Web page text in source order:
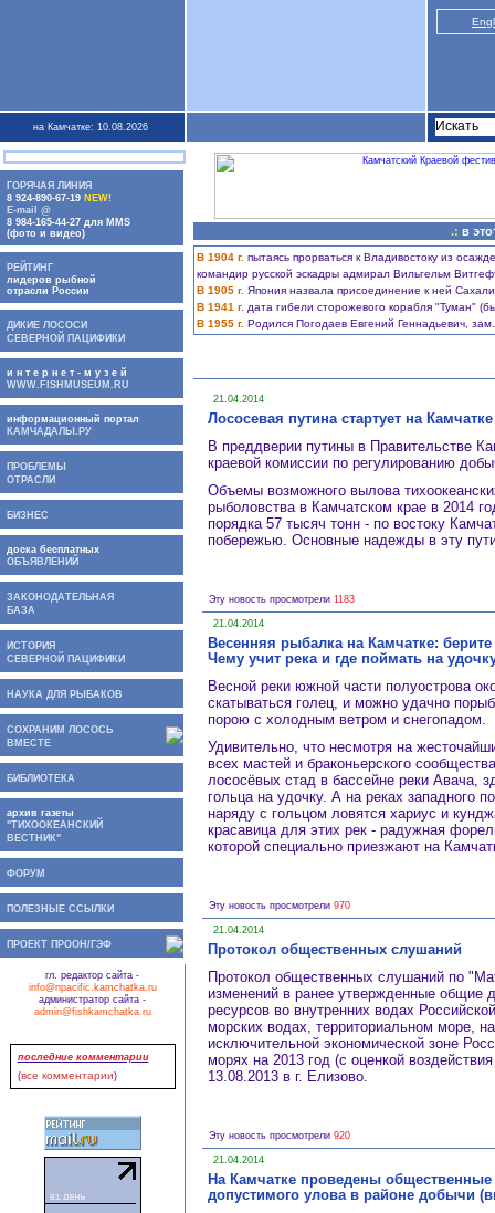
на Камчатке: 10.08.2026
ГОРЯЧАЯ ЛИНИЯ
8 924-890-67-19 NEW!
E-mail @
8 984-165-44-27 для MMS
(фото и видео)
РЕЙТИНГ
лидеров рыбной
отрасли России
ДИКИЕ ЛОСОСИ
СЕВЕРНОЙ ПАЦИФИКИ
и н т е р н е т - м у з е й
WWW.FISHMUSEUM.RU
информационный портал
КАМЧАДАЛЫ.РУ
ПРОБЛЕМЫ
ОТРАСЛИ
БИЗНЕС
доска бесплатных
ОБЪЯВЛЕНИЙ
ЗАКОНОДАТЕЛЬНАЯ
БАЗА
ИСТОРИЯ
СЕВЕРНОЙ ПАЦИФИКИ
НАУКА ДЛЯ РЫБАКОВ
СОХРАНИМ ЛОСОСЬ
ВМЕСТЕ
БИБЛИОТЕКА
архив газеты
"ТИХООКЕАНСКИЙ
ВЕСТНИК"
ФОРУМ
ПОЛЕЗНЫЕ ССЫЛКИ
ПРОЕКТ ПРООН/ГЭФ
гл. редактор сайта -
info@npacific.kamchatka.ru
администратор сайта -
admin@fishkamchatka.ru
последние комментарии
(все комментарии)
.: в
В 1904 г. пытаясь прорваться к Владивостоку из
командир русской эскадры адмирал Вильгельм
В 1905 г. Япония назвала присоединение к ней
В 1941 г. дата гибели сторожевого корабля "Туман"
В 1955 г. Родился Погодаев Евгений Геннадьевич,
21.04.2014
Лососевая путина стартует на
В преддверии путины в Правительстве
краевой комиссии по регулированию
Объемы возможного вылова
рыболовства в Камчатском крае в 2014
порядка 57 тысяч тонн - по востоку
побережью. Основные надежды в эту
Эту новость просмотрели 1183
21.04.2014
Весенняя рыбалка на Камчатке:
Чему учит река и где поймать на
Весной реки южной части полуострова
скатываться голец, и можно удачно
порою с холодным ветром и снегопадом.
Удивительно, что несмотря на
всех мастей и браконьерского
лососёвых стад в бассейне реки Авача,
гольца на удочку. А на реках западного
наряду с гольцом ловятся хариус и
красавица для этих рек - радужная
которой специально приезжают на
Эту новость просмотрели 970
21.04.2014
Протокол общественных слушаний
Протокол общественных слушаний по
изменений в ранее утвержденные общие
ресурсов во внутренних водах
морских водах, территориальном море,
исключительной экономической зоне
морях на 2013 год (с оценкой
13.08.2013 в г. Елизово.
Эту новость просмотрели 920
21.04.2014
На Камчатке проведены
допустимого улова в районе добычи